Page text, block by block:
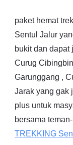
paket hemat
Sentul Jalur
bukit dan dapat
Curug
Garunggang ,
Jarak yang gak
plus untuk
bersama
TREKKING